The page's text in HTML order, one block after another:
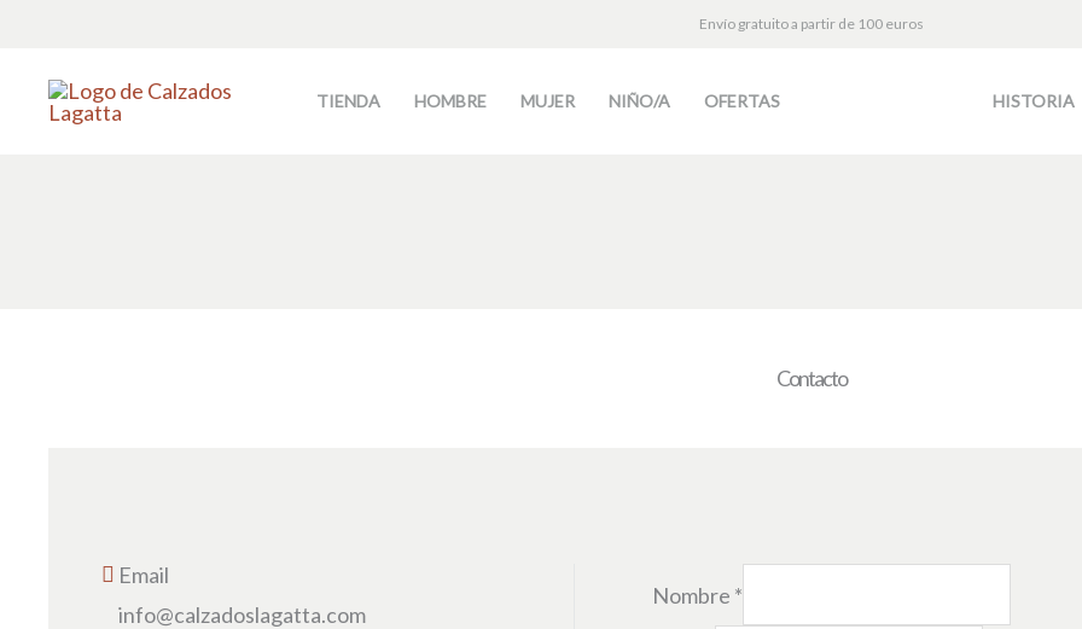
contenido
Envío gratuito a partir de 100 euros
TIENDA HOMBRE MUJER NIÑO/A OFERTAS HISTORIA
Contacto
Email
info@calzadoslagatta.com
Nombre *